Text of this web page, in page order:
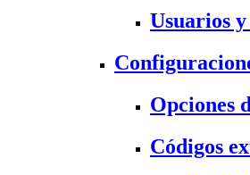
Usuarios
Opciones
Códigos